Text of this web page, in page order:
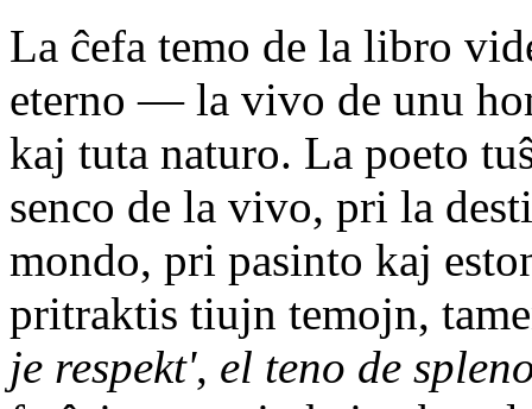
La ĉefa temo de la libro
eterno — la vivo de unu
kaj tuta naturo. La poeto
senco de la vivo, pri la
mondo, pri pasinto kaj
pritraktis tiujn temojn,
je respekt', el teno de